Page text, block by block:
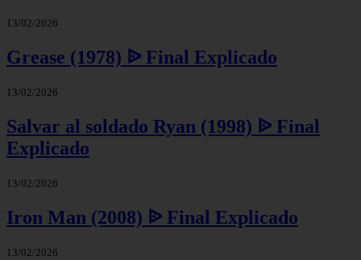
13/02/2026
Grease (1978) ᐉ Final Explicado
13/02/2026
Salvar al soldado Ryan (1998) ᐉ Final
Explicado
13/02/2026
Iron Man (2008) ᐉ Final Explicado
13/02/2026